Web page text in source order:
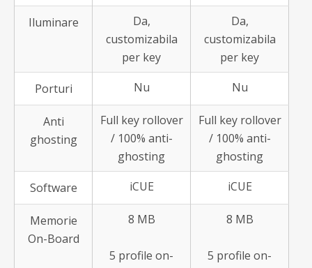
Iluminare
Da,
customizabila
per key
Da,
customizabila
per key
Porturi Nu Nu
Anti
ghosting
Full key rollover
/ 100% anti-
ghosting
Full key rollover
/ 100% anti-
ghosting
Software iCUE iCUE
Memorie
On-Board
8 MB
5 profile on-
8 MB
5 profile on-